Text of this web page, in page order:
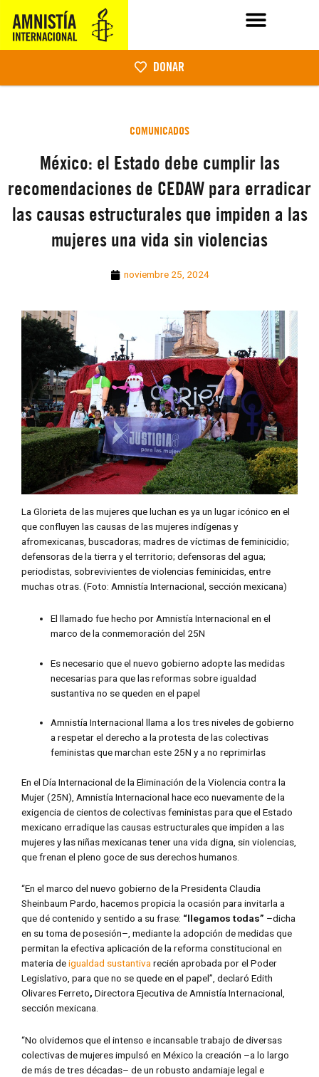
DONAR
COMUNICADOS
México: el Estado debe cumplir las
recomendaciones de CEDAW para erradicar
las causas estructurales que impiden a las
mujeres una vida sin violencias
noviembre 25, 2024
La Glorieta de las mujeres que luchan es ya un lugar icónico en el
que confluyen las causas de las mujeres indígenas y
afromexicanas, buscadoras; madres de víctimas de feminicidio;
defensoras de la tierra y el territorio; defensoras del agua;
periodistas, sobrevivientes de violencias feminicidas, entre
muchas otras. (Foto: Amnistía Internacional, sección mexicana)
El llamado fue hecho por Amnistía Internacional en el
marco de la conmemoración del 25N
Es necesario que el nuevo gobierno adopte las medidas
necesarias para que las reformas sobre igualdad
sustantiva no se queden en el papel
Amnistía Internacional llama a los tres niveles de gobierno
a respetar el derecho a la protesta de las colectivas
feministas que marchan este 25N y a no reprimirlas
En el Día Internacional de la Eliminación de la Violencia contra la
Mujer (25N), Amnistía Internacional hace eco nuevamente de la
exigencia de cientos de colectivas feministas para que el Estado
mexicano erradique las causas estructurales que impiden a las
mujeres y las niñas mexicanas tener una vida digna, sin violencias,
que frenan el pleno goce de sus derechos humanos.
“En el marco del nuevo gobierno de la Presidenta Claudia
Sheinbaum Pardo, hacemos propicia la ocasión para invitarla a
que dé contenido y sentido a su frase: “llegamos todas” –dicha
en su toma de posesión–, mediante la adopción de medidas que
permitan la efectiva aplicación de la reforma constitucional en
materia deigualdad sustantivarecién aprobada por el Poder
Legislativo, para que no se quede en el papel”, declaró Edith
Olivares Ferreto, Directora Ejecutiva de Amnistía Internacional,
sección mexicana.
“No olvidemos que el intenso e incansable trabajo de diversas
colectivas de mujeres impulsó en México la creación –a lo largo
de más de tres décadas– de un robusto andamiaje legal e